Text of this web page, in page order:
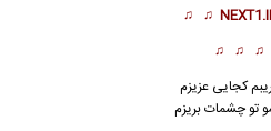
♫ ♫
♫ ♫ ♫
کجایی عزیزم
تو چشمات بریزم